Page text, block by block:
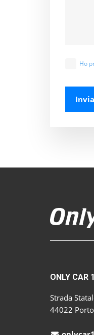
Ho
ONLY CAR
Strada
44022